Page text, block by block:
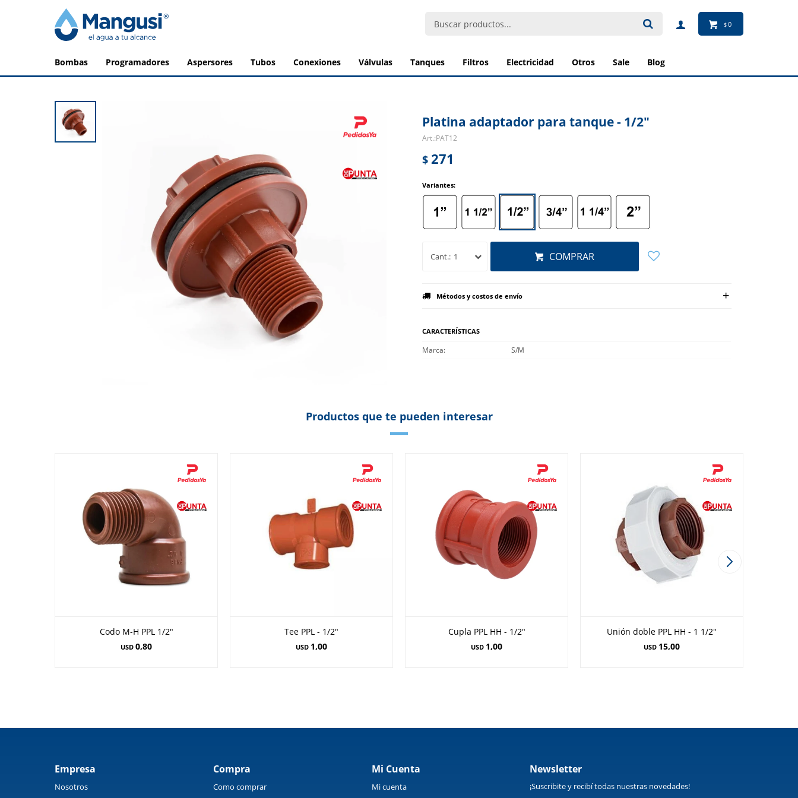
bombas programadores aspersores tubos conexiones válvulas tanques filtros electricidad otros sale blog
$0
Platina adaptador para tanque - 1/2"
PAT12
$ 271
Variantes:
1 COMPRAR
Métodos y costos de envío
CARACTERÍSTICAS
Marca S/M
Productos que te pueden interesar
Codo M-H PPL 1/2"
USD 0,80
Tee PPL - 1/2"
USD 1,00
Cupla PPL HH - 1/2"
USD 1,00
Unión doble PPL HH - 1 1/2"
USD 15,00
Empresa
Nosotros
Compra
Como comprar
Mi Cuenta
Mi cuenta
Newsletter
¡Suscribite y recibí todas nuestras novedades!